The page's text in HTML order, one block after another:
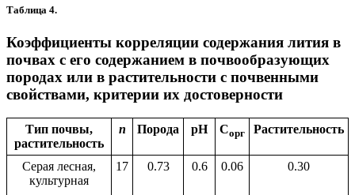
Таблица 4.
Коэффициенты корреляции содержания лития в
почвах с его содержанием в почвообразующих
породах или в растительности с почвенными
свойствами, критерии их достоверности
Тип почвы,
растительность
n Порода рН Сорг Растительность
Серая лесная,
культурная
17 0.73 0.6 0.06 0.30